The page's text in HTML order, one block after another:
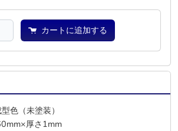
カートに追加する
色（未塗装）
厚さ1mm